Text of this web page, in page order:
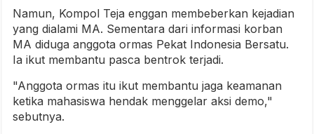
Namun, Kompol Teja enggan membeberkan kejadian
yang dialami MA. Sementara dari informasi korban
MA diduga anggota ormas Pekat Indonesia Bersatu.
Ia ikut membantu pasca bentrok terjadi.
"Anggota ormas itu ikut membantu jaga keamanan
ketika mahasiswa hendak menggelar aksi demo,"
sebutnya.